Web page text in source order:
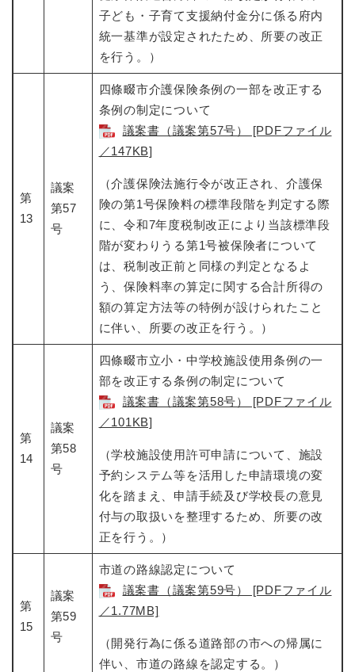
子ども・子育て支援納付金分に係る府内
統一基準が設定されたため、所要の改正
を行う。）
第
13
議案
第57
号
四條畷市介護保険条例の一部を改正する
条例の制定について​
議案書（議案第57号） [PDFファイル
／147KB]
（介護保険法施行令が改正され、介護保
険の第1号保険料の標準段階を判定する際
に、令和7年度税制改正により当該標準段
階が変わりうる第1号被保険者について
は、税制改正前と同様の判定となるよ
う、保険料率の算定に関する合計所得の
額の算定方法等の特例が設けられたこと
に伴い、所要の改正を行う。）
第
14
議案
第58
号
四條畷市立小・中学校施設使用条例の一
部を改正する条例の制定について​
議案書（議案第58号） [PDFファイル
／101KB]
（学校施設使用許可申請について、施設
予約システム等を活用した申請環境の変
化を踏まえ、申請手続及び学校長の意見
付与の取扱いを整理するため、所要の改
正を行う。）
第
15
議案
第59
号
市道の路線認定について​
議案書（議案第59号） [PDFファイル
／1.77MB]
（開発行為に係る道路部の市への帰属に
伴い、市道の路線を認定する。）